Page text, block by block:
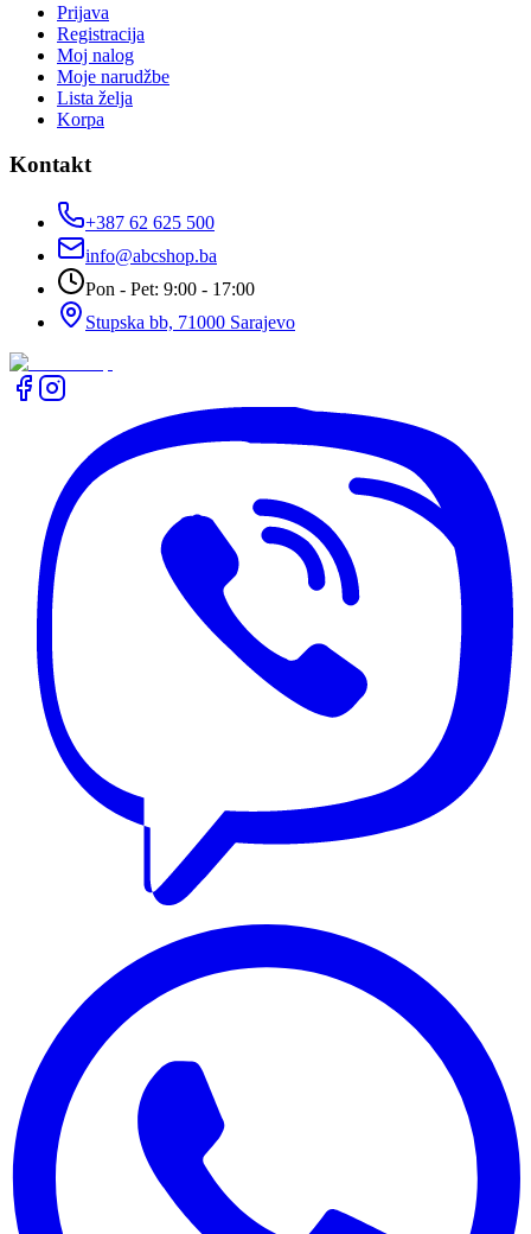
Prijava
Registracija
Moj nalog
Moje narudžbe
Lista želja
Korpa
Kontakt
+387 62 625 500
info@abcshop.ba
Pon - Pet: 9:00 - 17:00
Stupska bb, 71000 Sarajevo